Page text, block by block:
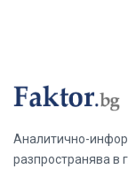
Аналитично-
разпространява в